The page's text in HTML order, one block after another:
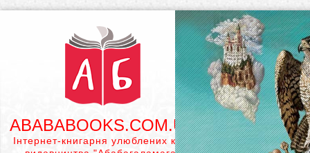
ABABABOOKS.COM.UA
Інтернет-книгарня улюблених книг